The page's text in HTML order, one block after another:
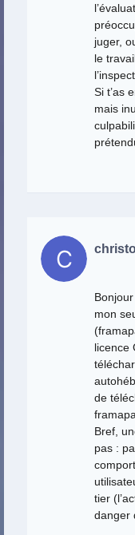
juger,
le
Si t’as
mais
Bonjour
mon
licence
de
Bref,
pas :
tier
danger